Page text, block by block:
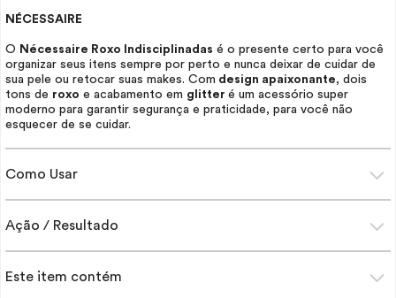
NÉCESSAIRE
O Nécessaire Roxo Indisciplinadas é o presente certo para você
organizar seus itens sempre por perto e nunca deixar de cuidar de
sua pele ou retocar suas makes. Com design apaixonante, dois
tons de roxo e acabamento em glitter é um acessório super
moderno para garantir segurança e praticidade, para você não
esquecer de se cuidar.
Como Usar
Ação / Resultado
Este item contém